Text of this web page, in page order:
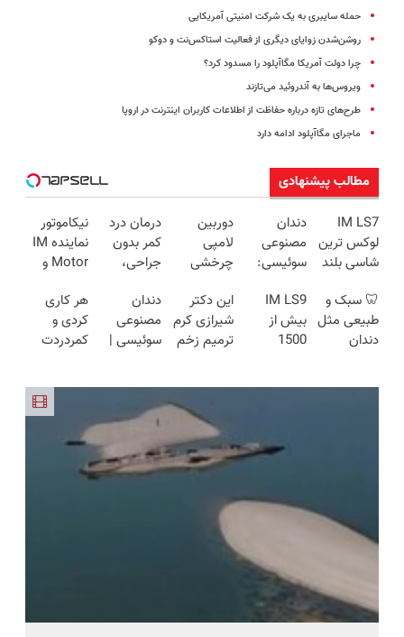
حمله سایبری به یک شرکت امنیتی آمریکایی
روشن‌شدن زوایای دیگری از فعالیت استاکس‌نت و دوکو
چرا دولت آمریکا مگاآپلود را مسدود کرد؟
ویروس‌ها به آندروئید می‌تازند
طرح‌های تازه درباره حفاظت از اطلاعات کاربران اینترنت در اروپا
ماجرای مگاآپلود ادامه دارد
مطالب پیشنهادی
IM LS7
لوکس ترین
شاسی بلند
دندان
مصنوعی
سوئیسی:
فناوری
اروپا، سبک
و مقاوم |
قسطی
دوربین
لامپی
چرخشی
فقط امروز
حراج شد🔥
پرداخت
درمان درد
کمر بدون
جراحی،
پرسش‌نامه
رو پر کن ▶
نیکاموتور
نماینده IM
Motor و
در ایران
🦷 سبک و
طبیعی مثل
دندان
IM LS9
بیش از
1500
این دکتر
شیرازی کرم
ترمیم زخم
دندان
مصنوعی
سوئیسی |
ویزیت
رایگان+پرداخت
اقساطی😍
هر کاری
کردی و
کمردردت
پرسشنامه و
دریافت راه
حل